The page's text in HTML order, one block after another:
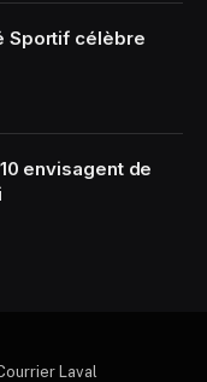
Sportif célèbre
envisagent de
Laval